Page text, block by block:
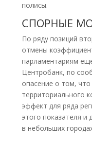
полисы.
СПОРНЫЕ
По ряду позиций
отмены
парламентариям
Центробанк, по
опасение о том,
территориального
эффект для ряда
этого показателя и
в небольших